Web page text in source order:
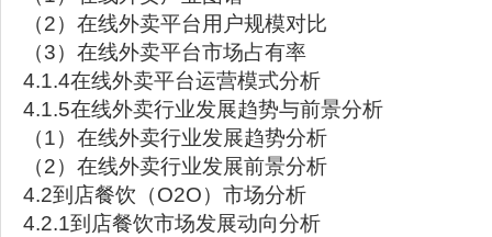
（2）在线外卖平台用户规模对比
（3）在线外卖平台市场占有率
4.1.4在线外卖平台运营模式分析
4.1.5在线外卖行业发展趋势与前景分析
（1）在线外卖行业发展趋势分析
（2）在线外卖行业发展前景分析
4.2到店餐饮（O2O）市场分析
4.2.1到店餐饮市场发展动向分析